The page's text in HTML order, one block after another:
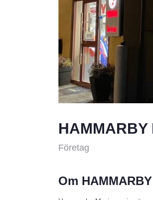
HAMMARBY
Företag
Om